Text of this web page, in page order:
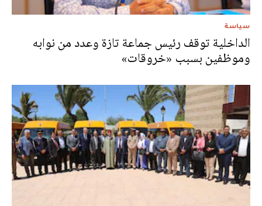
سياسة
الداخلية توقف رئيس جماعة تازة وعدد من نوابه
وموظفين‎ بسبب «خروقات»